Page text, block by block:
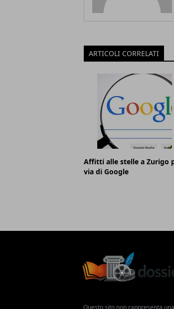
ARTICOLI CORRELATI
Affitti alle stelle a Zurigo
via di Google